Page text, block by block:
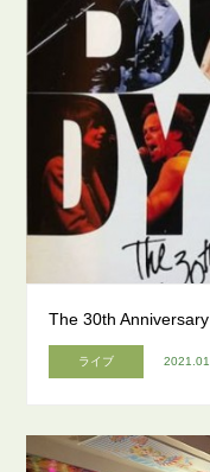
The 30th
ライブ